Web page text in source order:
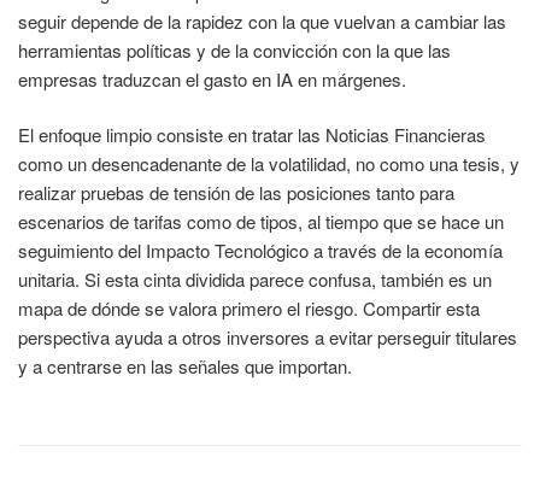
seguir depende de la rapidez con la que vuelvan a cambiar las
herramientas políticas y de la convicción con la que las
empresas traduzcan el gasto en IA en márgenes.
El enfoque limpio consiste en tratar las Noticias Financieras
como un desencadenante de la volatilidad, no como una tesis, y
realizar pruebas de tensión de las posiciones tanto para
escenarios de tarifas como de tipos, al tiempo que se hace un
seguimiento del Impacto Tecnológico a través de la economía
unitaria. Si esta cinta dividida parece confusa, también es un
mapa de dónde se valora primero el riesgo. Compartir esta
perspectiva ayuda a otros inversores a evitar perseguir titulares
y a centrarse en las señales que importan.